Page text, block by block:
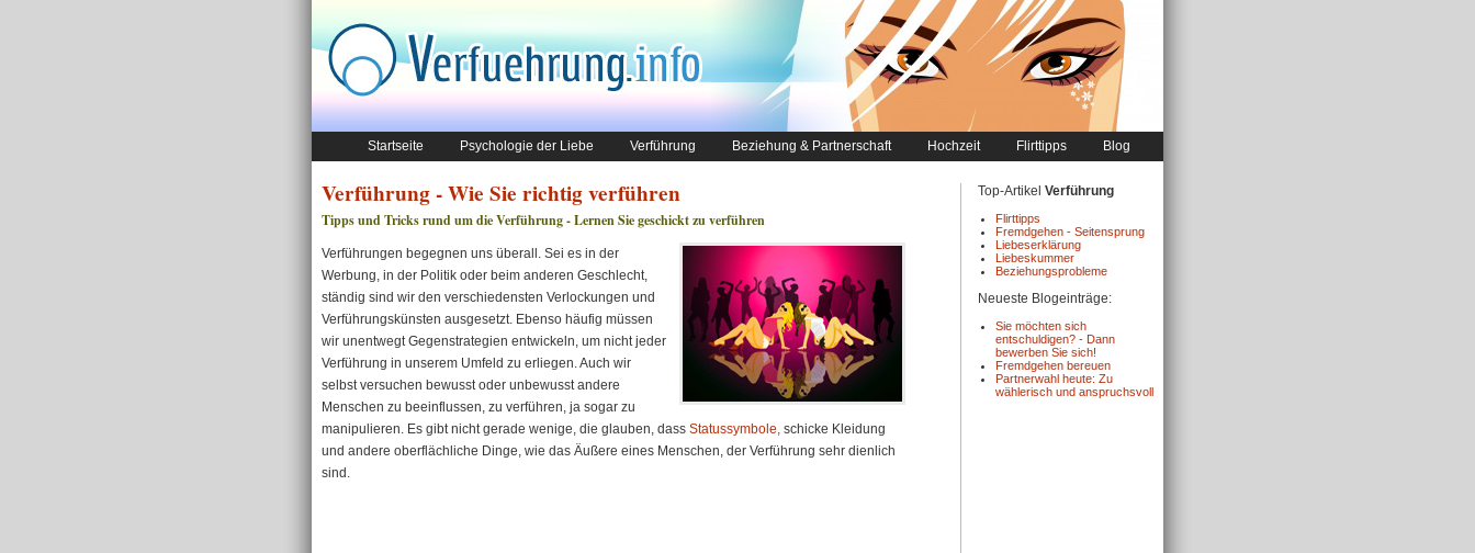
Startseite Psychologie der Liebe Verführung Beziehung & Partnerschaft Hochzeit Flirttipps Blog
Verführung - Wie Sie richtig verführen
Tipps und Tricks rund um die Verführung - Lernen Sie geschickt zu verführen
Verführungen begegnen uns überall. Sei es in der
Werbung, in der Politik oder beim anderen Geschlecht,
ständig sind wir den verschiedensten Verlockungen und
Verführungskünsten ausgesetzt. Ebenso häufig müssen
wir unentwegt Gegenstrategien entwickeln, um nicht jeder
Verführung in unserem Umfeld zu erliegen. Auch wir
selbst versuchen bewusst oder unbewusst andere
Menschen zu beeinflussen, zu verführen, ja sogar zu
manipulieren. Es gibt nicht gerade wenige, die glauben, dass Statussymbole, schicke Kleidung
und andere oberflächliche Dinge, wie das Äußere eines Menschen, der Verführung sehr dienlich
sind.
Top-Artikel Verführung
Flirttipps
Fremdgehen - Seitensprung
Liebeserklärung
Liebeskummer
Beziehungsprobleme
Neueste Blogeinträge:
Sie möchten sich
entschuldigen? - Dann
bewerben Sie sich!
Fremdgehen bereuen
Partnerwahl heute: Zu
wählerisch und anspruchsvoll